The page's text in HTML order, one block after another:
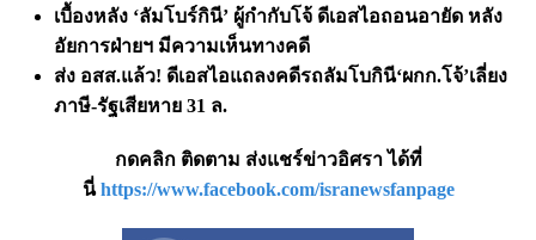
เบื้องหลัง ‘ลัมโบร์กินี’ ผู้กำกับโจ้ ดีเอสไอถอนอายัด หลัง
อัยการฝ่ายฯ มีความเห็นทางคดี
ส่ง อสส.แล้ว! ดีเอสไอแถลงคดีรถลัมโบกินี‘ผกก.โจ้’เลี่ยง
ภาษี-รัฐเสียหาย 31 ล.
กดคลิก ติดตาม ส่งแชร์ข่าวอิศรา ได้ที่
นี่https://www.facebook.com/isranewsfanpage